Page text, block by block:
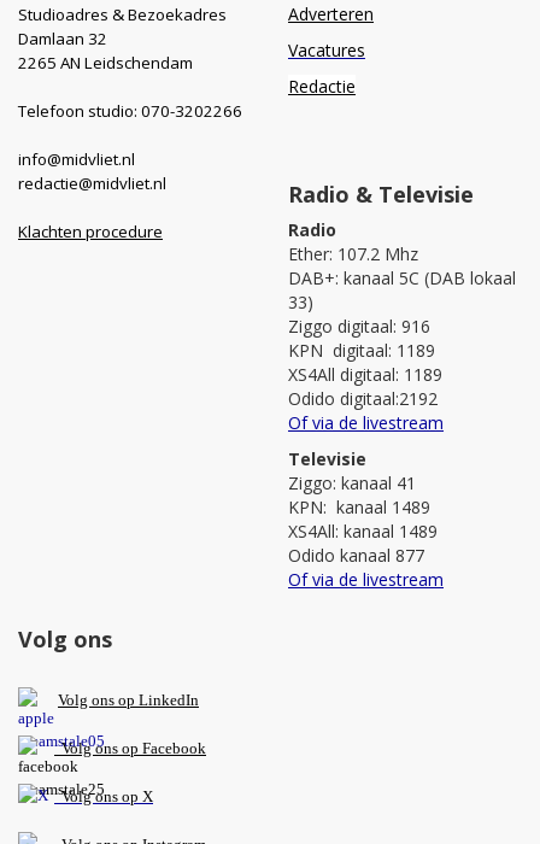
Studioadres & Bezoekadres
Damlaan 32
2265 AN Leidschendam
Telefoon studio: 070-3202266
info@midvliet.nl
redactie@midvliet.nl
Klachten procedure
Adverteren
Vacatures
Redactie
Radio & Televisie
Radio
Ether: 107.2 Mhz
DAB+: kanaal 5C (DAB lokaal
33)
Ziggo digitaal: 916
KPN digitaal: 1189
XS4All digitaal: 1189
Odido digitaal:2192
Of via de livestream
Televisie
Ziggo: kanaal 41
KPN: kanaal 1489
XS4All: kanaal 1489
Odido kanaal 877
Of via de livestream
Volg ons
Volg ons op LinkedIn
Volg ons op Facebook
Volg ons op X